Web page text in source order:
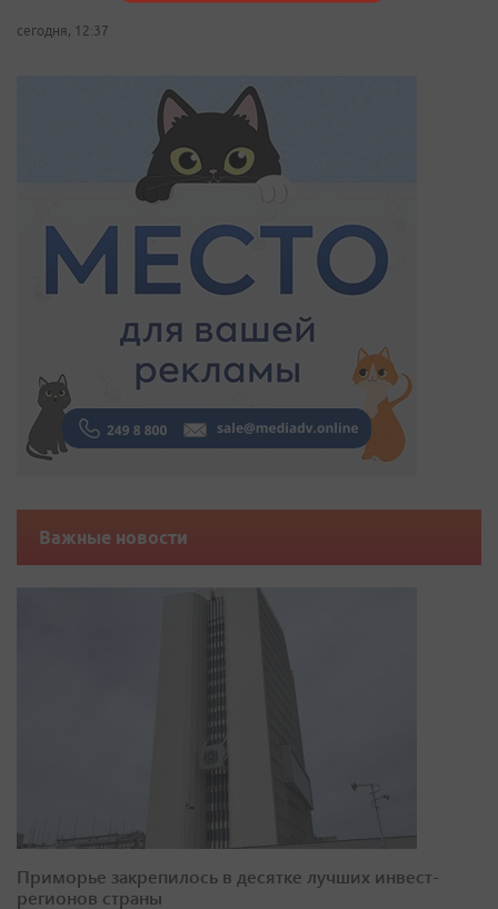
сегодня, 12:37
Важные новости
Приморье закрепилось в десятке лучших инвест-
регионов страны